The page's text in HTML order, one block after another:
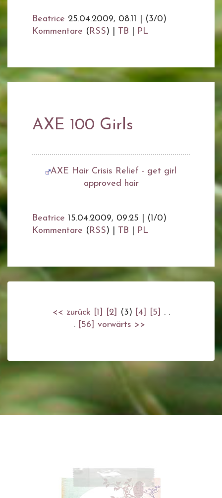
Beatrice 25.04.2009, 08.11
(3/0)
Kommentare (RSS) | TB PL
AXE 100 Girls
AXE Hair Crisis Relief - get girl
approved hair
Beatrice 15.04.2009, 09.25
(1/0)
Kommentare (RSS) | TB PL
<< zurück [1] [2] (3) [4] [5]
. .
.
[56] vorwärts >>